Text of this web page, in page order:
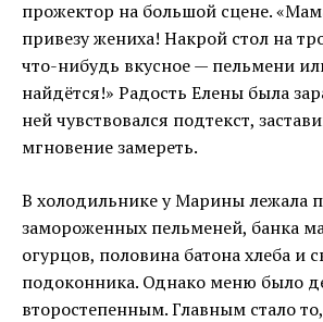
прожектор на большой сцене.
привезу жениха! Накрой стол на
что-нибудь вкусное — пельмени
найдётся!» Радость Елены была
ней чувствовался подтекст,
мгновение замереть.
В холодильнике у Марины лежала
замороженных пельменей, банка
огурцов, половина батона хлеба и
подоконника. Однако меню было
второстепенным. Главным стало